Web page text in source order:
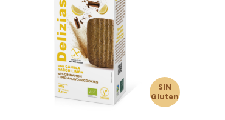
SIN
Gluten